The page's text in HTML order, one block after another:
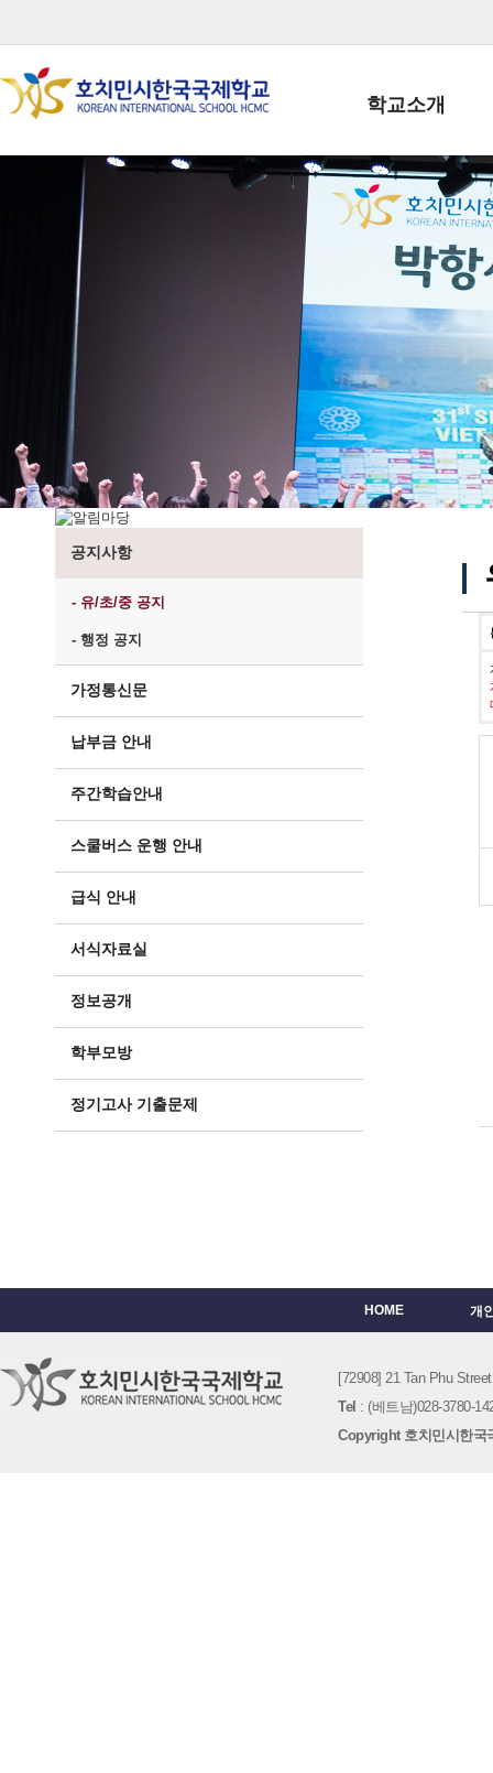
학교소개
학교장인사말
학생회장인사말
학교상징
학교 CI
교직원현황
학생현황
위치/전화
전경사진
공지사항
- 유/초/중 공지
- 행정 공지
가정통신문
납부금 안내
주간학습안내
스쿨버스 운행 안내
급식 안내
서식자료실
정보공개
학부모방
정기고사 기출문제
HOME 개
[72908] 21 Tan Phu
Tel : (베트남)028-3780-
Copyright 호치민시한국